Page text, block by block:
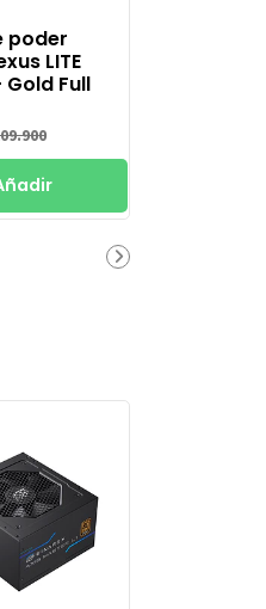
poder
LITE
Gold Full